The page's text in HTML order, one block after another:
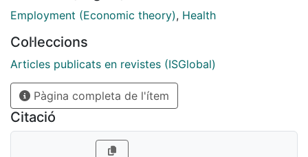
mental disorders, among others.1 The demographic
workforce, makes the impact of work on healthy
ageing and disease prognosis a key issue. Rapid
changes in employment patterns and exposures along
with occupational restructuring and the increasing use
of new technologies further increase the importance
of research in occupational health.
Employment (Economic theory), Health
Col·leccions
Articles publicats en revistes (ISGlobal)
Pàgina completa de l'ítem
Citació